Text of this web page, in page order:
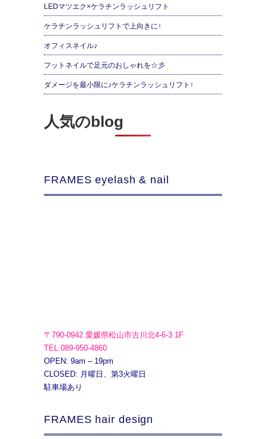
LEDマツエク×ケラチンラッシュリフト
ケラチンラッシュリフトで上向きに↑
オフィスネイル♪
フットネイルで足元のおしゃれを☆彡
ダメージを最小限に♪ケラチンラッシュリフト↑
人気のblog
FRAMES eyelash & nail
〒790-0942 愛媛県松山市古川北4-6-3 1F
TEL.089-950-4860
OPEN: 9am – 19pm
CLOSED: 月曜日、第3火曜日
駐車場あり
FRAMES hair design